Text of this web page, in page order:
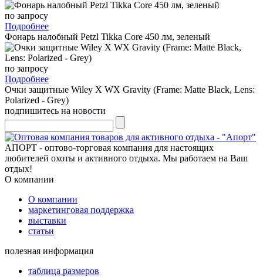
по запросу
Подробнее
Фонарь налобный Petzl Tikka Core 450 лм, зеленый
по запросу
Подробнее
Очки защитные Wiley X WX Gravity (Frame: Matte Black, Lens:
Polarized - Grey)
подпишитесь на новости
АПОРТ - оптово-торговая компания для настоящих
любителей охоты и активного отдыха. Мы работаем на Ваш
отдых!
О компании
О компании
маркетинговая поддержка
выставки
статьи
полезная информация
таблица размеров